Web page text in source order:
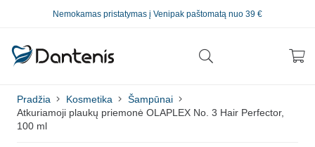
Nemokamas pristatymas į Venipak paštomatą nuo 39 €
Pradžia Kosmetika
Šampūnai
Atkuriamoji plaukų priemonė OLAPLEX No. 3 Hair Perfector,
100 ml